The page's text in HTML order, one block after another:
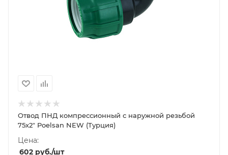
Отвод ПНД компрессионный с наружной резьбой
75х2" Poelsan NEW (Турция)
Цена:
602 руб./шт